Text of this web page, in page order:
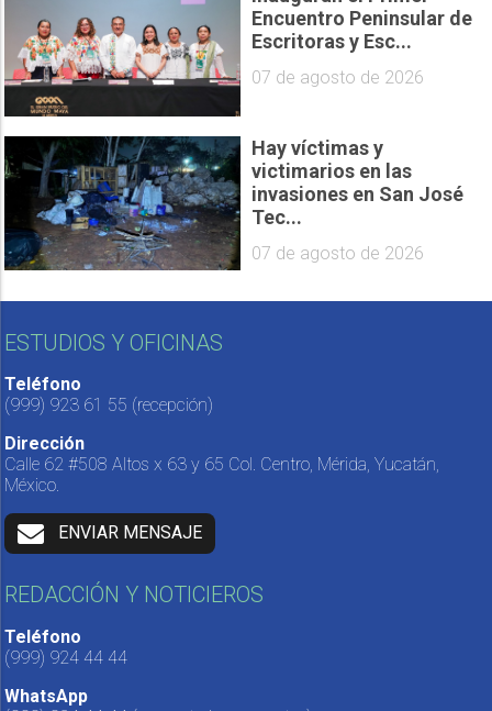
Encuentro Peninsular de
Escritoras y Esc...
07 de agosto de 2026
Hay víctimas y
victimarios en las
invasiones en San José
Tec...
07 de agosto de 2026
ESTUDIOS Y OFICINAS
Teléfono
(999) 923 61 55 (recepción)
Dirección
Calle 62 #508 Altos x 63 y 65 Col. Centro, Mérida, Yucatán,
México.
ENVIAR MENSAJE
REDACCIÓN Y NOTICIEROS
Teléfono
(999) 924 44 44
WhatsApp